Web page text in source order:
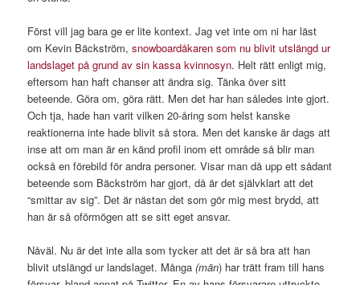
Först vill jag bara ge er lite kontext. Jag vet inte om ni har läst
om Kevin Bäckström,snowboardåkaren som nu blivit utslängd ur
landslaget på grund av sin kassa kvinnosyn. Helt rätt enligt mig,
eftersom han haft chanser att ändra sig. Tänka över sitt
beteende. Göra om, göra rätt. Men det har han således inte gjort.
Och tja, hade han varit vilken 20-åring som helst kanske
reaktionerna inte hade blivit så stora. Men det kanske är dags att
inse att om man är en känd profil inom ett område så blir man
också en förebild för andra personer. Visar man då upp ett sådant
beteende som Bäckström har gjort, då är det självklart att det
“smittar av sig”. Det är nästan det som gör mig mest brydd, att
han är så oförmögen att se sitt eget ansvar.
Nåväl. Nu är det inte alla som tycker att det är så bra att han
blivit utslängd ur landslaget. Många(män) har trätt fram till hans